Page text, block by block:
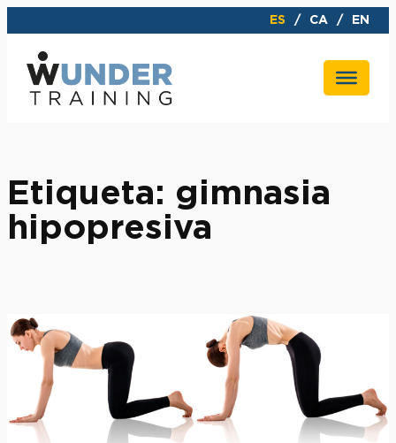
al
contenido
ES CA EN
Etiqueta: gimnasia
hipopresiva